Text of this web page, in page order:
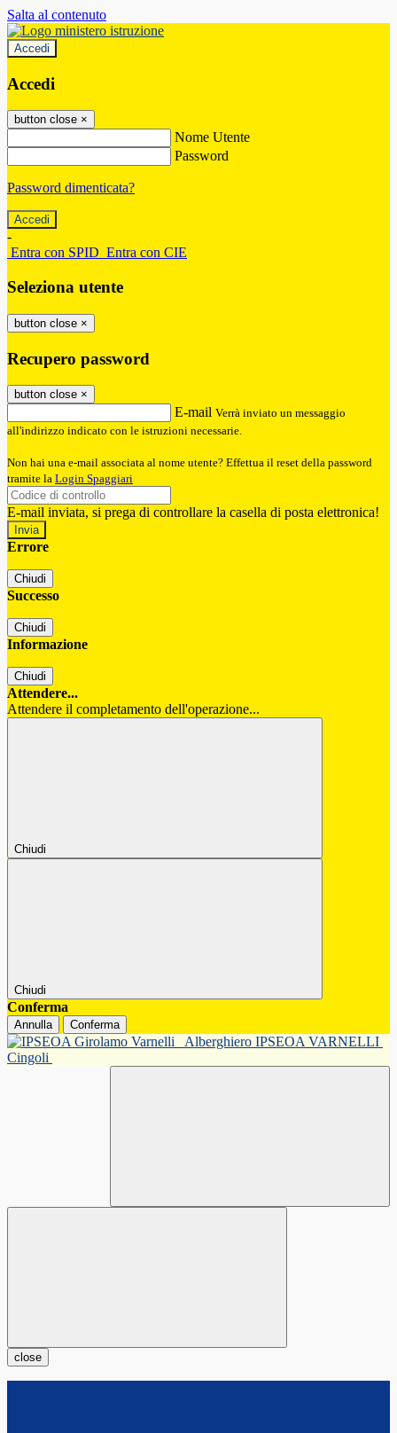
Salta al contenuto
Accedi
Accedi
button close ×
Nome Utente
Password
Password dimenticata?
-
Entra con SPID Entra con CIE
Seleziona utente
button close ×
Recupero password
button close ×
E-mail Verrà inviato un messaggio
all'indirizzo indicato con le istruzioni necessarie.
Non hai una e-mail associata al nome utente? Effettua il reset della password
tramite la Login Spaggiari
E-mail inviata, si prega di controllare la casella di posta elettronica!
Errore
Chiudi
Successo
Chiudi
Informazione
Chiudi
Attendere...
Attendere il completamento dell'operazione...
Chiudi
Chiudi
Conferma
Annulla Conferma
Alberghiero IPSEOA VARNELLI
Cingoli
close